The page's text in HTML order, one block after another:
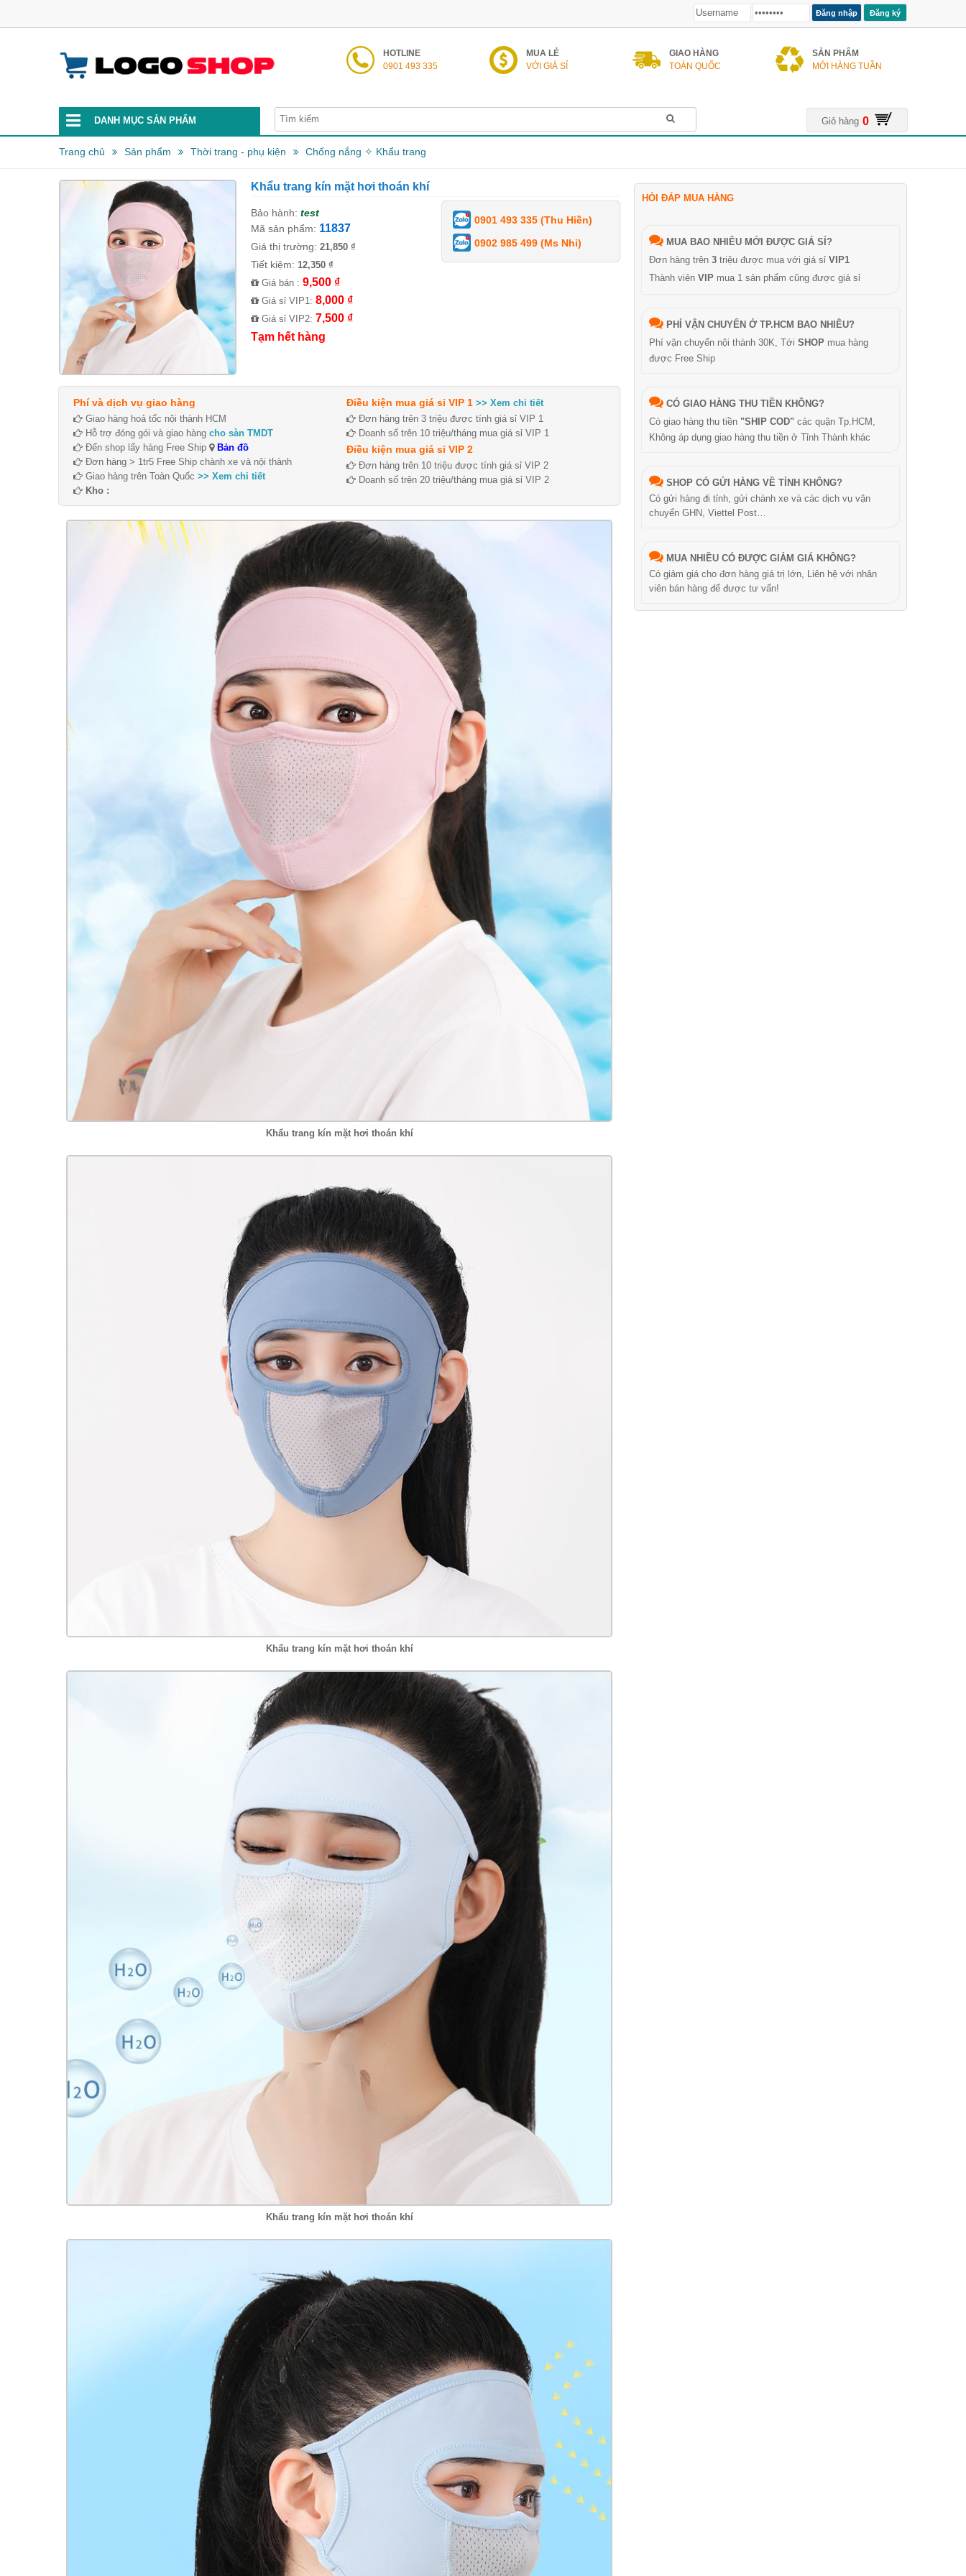
Đăng ký
HOTLINE
0901 493 335
MUA LẺ
VỚI GIÁ SỈ
GIAO HÀNG
TOÀN QUỐC
SẢN PHẨM
MỚI HÀNG TUẦN
Giỏ hàng 0
DANH MỤC SẢN PHẨM
Trang chủ Sản phẩm Thời trang - phụ kiện Chống nắng ✧ Khẩu trang
Khẩu trang kín mặt hơi thoán khí
Bảo hành: test
Mã sản phẩm: 11837
Giá thị trường: 21,850 ₫
Tiết kiệm: 12,350 ₫
Giá bán : 9,500 ₫
Giá sỉ VIP1: 8,000 ₫
Giá sỉ VIP2: 7,500 ₫
Tạm hết hàng
0901 493 335 (Thu Hiền)
0902 985 499 (Ms Nhi)
Phí và dịch vụ giao hàng
Giao hàng hoả tốc nội thành HCM
Hỗ trợ đóng gói và giao hàng cho sàn TMDT
Đến shop lấy hàng Free Ship
Bản đồ
Đơn hàng > 1tr5 Free Ship chành xe và nội thành
Giao hàng trên Toàn Quốc >> Xem chi tiết
Kho :
Điều kiện mua giá sỉ VIP 1 >> Xem chi tiết
Đơn hàng trên 3 triệu được tính giá sỉ VIP 1
Doanh số trên 10 triệu/tháng mua giá sỉ VIP 1
Điều kiện mua giá sỉ VIP 2
Đơn hàng trên 10 triệu được tính giá sỉ VIP 2
Doanh số trên 20 triệu/tháng mua giá sỉ VIP 2
Khẩu trang kín mặt hơi thoán khí
Khẩu trang kín mặt hơi thoán khí
Khẩu trang kín mặt hơi thoán khí
HỎI ĐÁP MUA HÀNG
MUA BAO NHIÊU MỚI ĐƯỢC GIÁ SỈ?
Đơn hàng trên 3 triệu được mua với giá sỉ VIP1
Thành viên VIP mua 1 sản phẩm cũng được giá sỉ
PHÍ VẬN CHUYỂN Ở TP.HCM BAO NHIÊU?
Phí vận chuyển nội thành 30K, Tới SHOP mua hàng
được Free Ship
CÓ GIAO HÀNG THU TIỀN KHÔNG?
Có giao hàng thu tiền "SHIP COD" các quận Tp.HCM,
Không áp dụng giao hàng thu tiền ở Tỉnh Thành khác
SHOP CÓ GỬI HÀNG VỀ TỈNH KHÔNG?
Có gửi hàng đi tỉnh, gửi chành xe và các dịch vụ vận
chuyển GHN, Viettel Post…
MUA NHIỀU CÓ ĐƯỢC GIẢM GIÁ KHÔNG?
Có giảm giá cho đơn hàng giá trị lớn, Liên hệ với nhân
viên bán hàng để được tư vấn!